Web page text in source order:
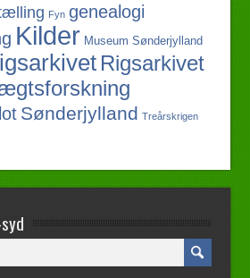
Fyn genealogi
Kilder Museum Sønderjylland
Rigsarkivet
Sønderjylland Treårskrigen